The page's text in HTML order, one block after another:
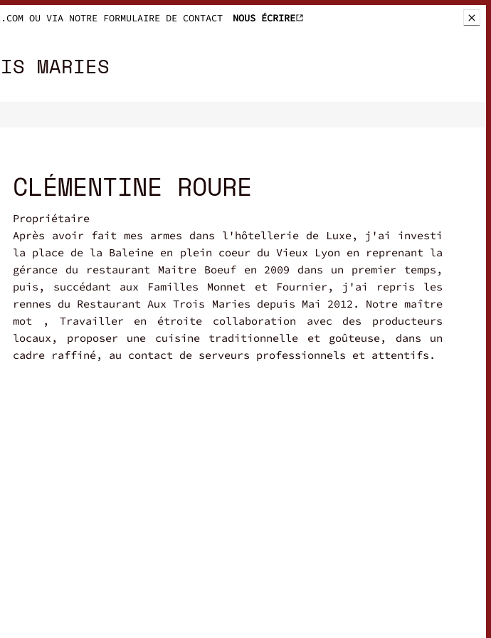
UNREPAS AUX TROIS MARIES! CHÈQUES-CADEAUX
MARIES
CLÉMENTINE ROURE
Propriétaire
Après avoir fait mes armes dans l'hôtellerie de Luxe, j'ai investi
la place de la Baleine en plein coeur du Vieux Lyon en reprenant la
gérance du restaurant Maitre Boeuf en 2009 dans un premier temps,
puis, succédant aux Familles Monnet et Fournier, j'ai repris les
rennes du Restaurant Aux Trois Maries depuis Mai 2012. Notre maître
mot , Travailler en étroite collaboration avec des producteurs
locaux, proposer une cuisine traditionnelle et goûteuse, dans un
cadre raffiné, au contact de serveurs professionnels et attentifs.